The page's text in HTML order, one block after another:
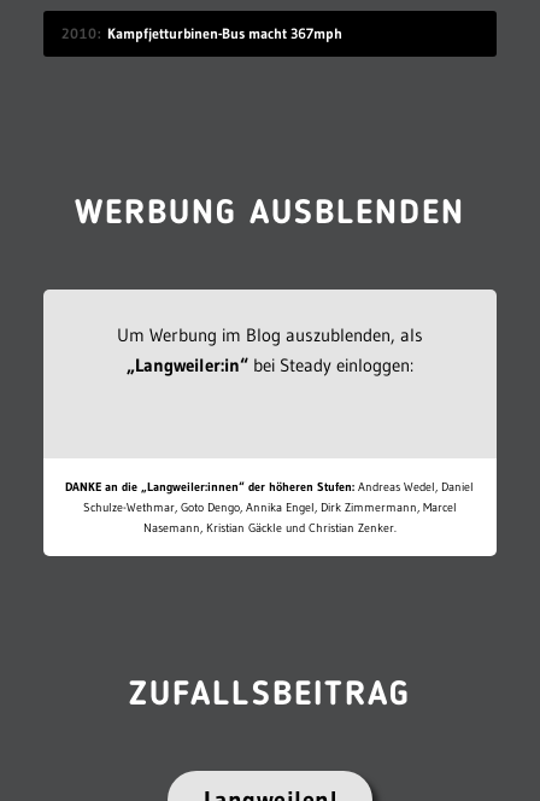
2010 Kampfjetturbinen-Bus macht 367mph
WERBUNG AUSBLENDEN
Um Werbung im Blog auszublenden, als
„Langweiler:in“bei Steady einloggen:
DANKE an die „Langweiler:innen“ der höheren Stufen: Andreas Wedel, Daniel
Schulze-Wethmar, Goto Dengo, Annika Engel, Dirk Zimmermann, Marcel
Nasemann, Kristian Gäckle und Christian Zenker.
ZUFALLSBEITRAG